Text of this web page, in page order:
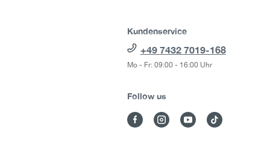
Kundenservice
+49 7432 7019-168
Mo - Fr: 09:00 - 16:00 Uhr
Follow us